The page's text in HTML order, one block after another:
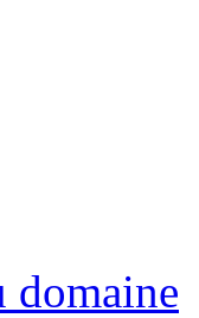
domaine